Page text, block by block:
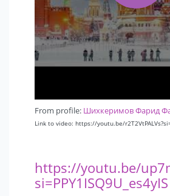
From profile: Шихкеримов Фарид
Link to video: https://youtu.be/
https://youtu.be/
si=PPY1ISQ9U_es4yIS